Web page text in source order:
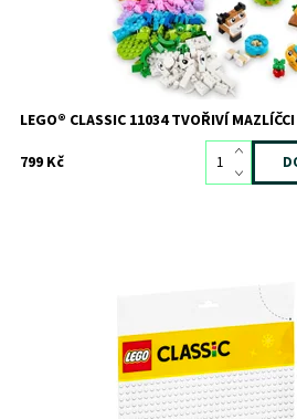
LEGO® CLASSIC 11034 TVOŘIVÍ MAZLÍČCI
799 Kč
Stavějte, hrajte si a vystavujte ve velkém!
Skladem>3
6386
LEGO